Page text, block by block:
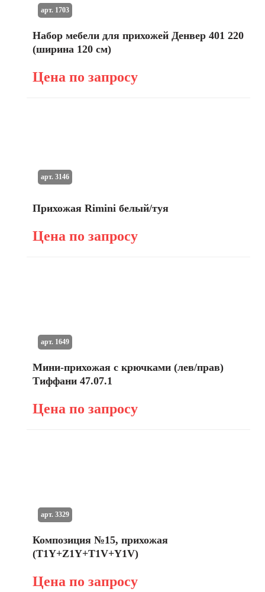
Набор мебели для прихожей Денвер 401 220
(ширина 120 см)
Цена по запросу
арт. 1703
Прихожая Rimini белый/туя
Цена по запросу
арт. 3146
Мини-прихожая с крючками (лев/прав)
Тиффани 47.07.1
Цена по запросу
арт. 1649
Композиция №15, прихожая
(T1Y+Z1Y+T1V+Y1V)
Цена по запросу
арт. 3329